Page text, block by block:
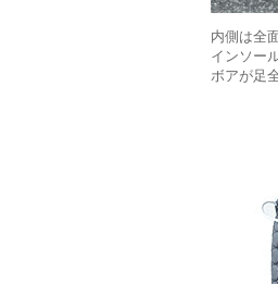
内側は全
インソー
ボアが足